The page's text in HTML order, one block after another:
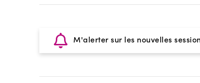
M'alerter sur les nouvelles